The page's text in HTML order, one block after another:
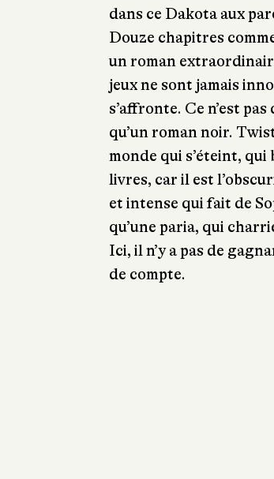
dans ce Dakota aux
Douze chapitres
un roman
jeux ne sont jamais
s’affronte. Ce n’est
qu’un roman noir.
monde qui s’éteint,
livres, car il est
et intense qui fait de
qu’une paria, qui
Ici, il n’y a pas de
de compte.